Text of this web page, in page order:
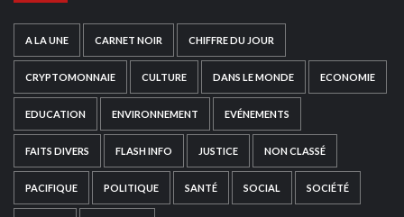
A LA UNE CARNET NOIR CHIFFRE DU JOUR
CRYPTOMONNAIE CULTURE DANS LE MONDE ECONOMIE
EDUCATION ENVIRONNEMENT EVÉNEMENTS
FAITS DIVERS FLASH INFO JUSTICE NON CLASSÉ
PACIFIQUE POLITIQUE SANTÉ SOCIAL SOCIÉTÉ